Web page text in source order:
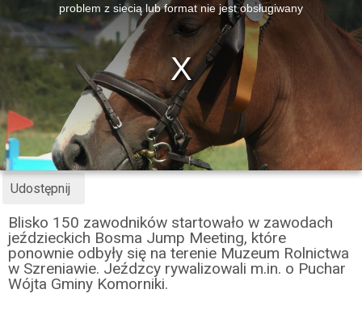
problem z siecią lub format nie jest obsługiwany
Udostępnij
Blisko 150 zawodników startowało w zawodach
jeździeckich Bosma Jump Meeting, które
ponownie odbyły się na terenie Muzeum Rolnictwa
w Szreniawie. Jeźdzcy rywalizowali m.in. o Puchar
Wójta Gminy Komorniki.